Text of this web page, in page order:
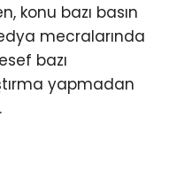
konu bazı basın
mecralarında
bazı
yapmadan